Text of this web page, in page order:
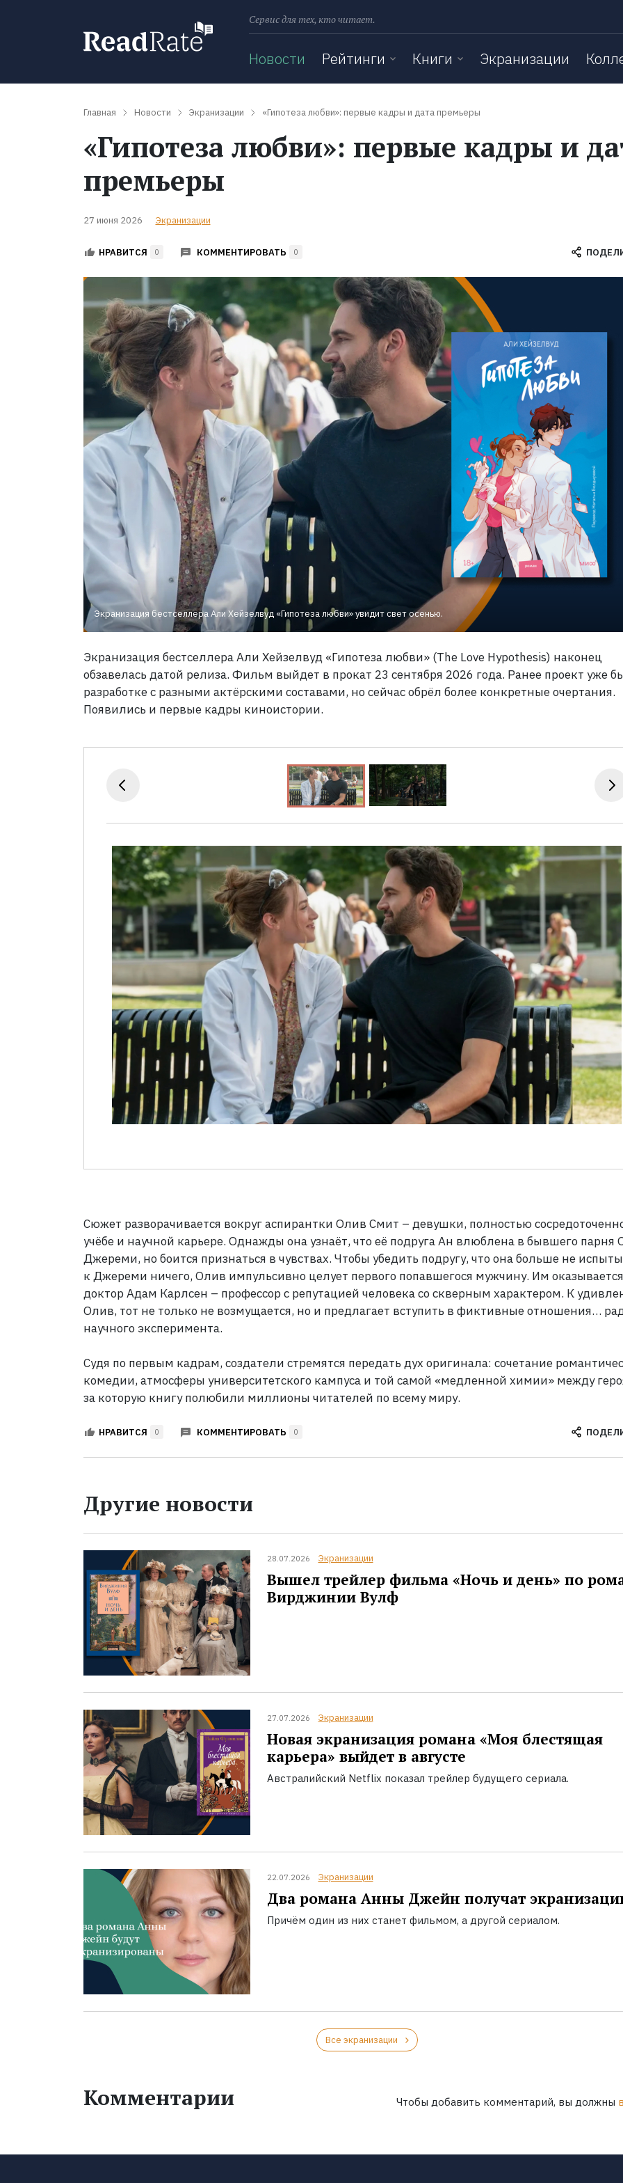
Сервис для тех, кто читает.
Новости Рейтинги Книги Экранизации
Главная Новости Экранизации «Гипотеза любви»: первые кадры и дата премьеры
«Гипотеза любви»: первые кадры и
премьеры
27 июня 2026 Экранизации
НРАВИТСЯ 0 КОММЕНТИРОВАТЬ 0
Экранизация бестселлера Али Хейзелвуд «Гипотеза любви» увидит свет осенью.
Экранизация бестселлера Али Хейзелвуд «Гипотеза любви» (The Love Hypothesis) наконец
обзавелась датой релиза. Фильм выйдет в прокат 23 сентября 2026 года. Ранее проект уже
разработке с разными актёрскими составами, но сейчас обрёл более конкретные очертания.
Появились и первые кадры киноистории.
Сюжет разворачивается вокруг аспирантки Олив Смит – девушки, полностью
учёбе и научной карьере. Однажды она узнаёт, что её подруга Ан влюблена в бывшего парня
Джереми, но боится признаться в чувствах. Чтобы убедить подругу, что она больше не
к Джереми ничего, Олив импульсивно целует первого попавшегося мужчину. Им оказывается
доктор Адам Карлсен – профессор с репутацией человека со скверным характером. К
Олив, тот не только не возмущается, но и предлагает вступить в фиктивные отношения…
научного эксперимента.
Судя по первым кадрам, создатели стремятся передать дух оригинала: сочетание
комедии, атмосферы университетского кампуса и той самой «медленной химии» между
за которую книгу полюбили миллионы читателей по всему миру.
НРАВИТСЯ 0 КОММЕНТИРОВАТЬ 0
Другие новости
28.07.2026 Экранизации
Вышел трейлер фильма «Ночь и день» по
Вирджинии Вулф
27.07.2026 Экранизации
Новая экранизация романа «Моя блестящая
карьера» выйдет в августе
Австралийский Netflix показал трейлер будущего сериала.
22.07.2026 Экранизации
Два романа Анны Джейн получат
Причём один из них станет фильмом, а другой сериалом.
Все экранизации
Комментарии Чтобы добавить комментарий, вы должны